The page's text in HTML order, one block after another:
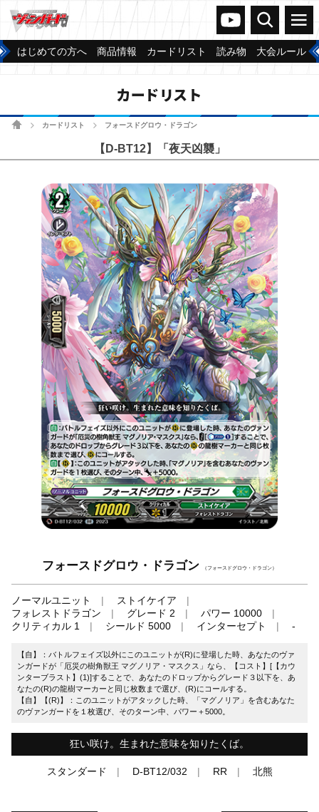
ヴァンガードch
検索 メニュー
はじめての方へ 商品情報 カードリスト 読み物 大会ルール
カードリスト
ホームカードリスト フォースドグロウ・ドラゴン
【D-BT12】「夜天凶襲」
フォースドグロウ・ドラゴン （フォースドグロウ・ドラゴン）
ノーマルユニット
ストイケイア
フォレストドラゴン
グレード 2
パワー 10000
クリティカル 1
シールド 5000 インターセプト -
【自】：バトルフェイズ以外にこのユニットが(R)に登場した時、あなたのヴァ
ンガードが「厄災の樹角獣王 マグノリア・マスクス」なら、【コスト】[【カウ
ンターブラスト】(1)]することで、あなたのドロップからグレード３以下を、あ
なたの(R)の龍樹マーカーと同じ枚数まで選び、(R)にコールする。
【自】【(R)】：このユニットがアタックした時、「マグノリア」を含むあなた
のヴァンガードを１枚選び、そのターン中、パワー＋5000。
狂い咲け。生まれた意味を知りたくば。
スタンダード D-BT12/032 RR 北熊